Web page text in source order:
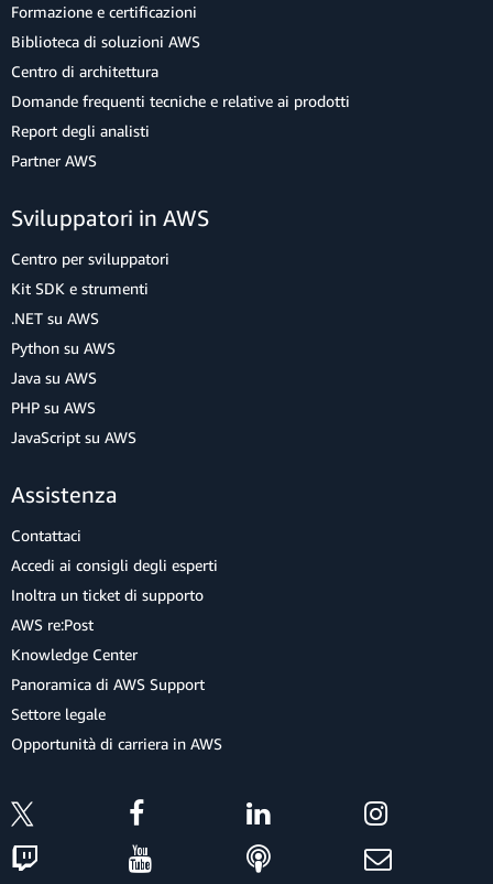
Formazione e certificazioni
Biblioteca di soluzioni AWS
Centro di architettura
Domande frequenti tecniche e relative ai prodotti
Report degli analisti
Partner AWS
Sviluppatori in AWS
Centro per sviluppatori
Kit SDK e strumenti
.NET su AWS
Python su AWS
Java su AWS
PHP su AWS
JavaScript su AWS
Assistenza
Contattaci
Accedi ai consigli degli esperti
Inoltra un ticket di supporto
AWS re:Post
Knowledge Center
Panoramica di AWS Support
Settore legale
Opportunità di carriera in AWS